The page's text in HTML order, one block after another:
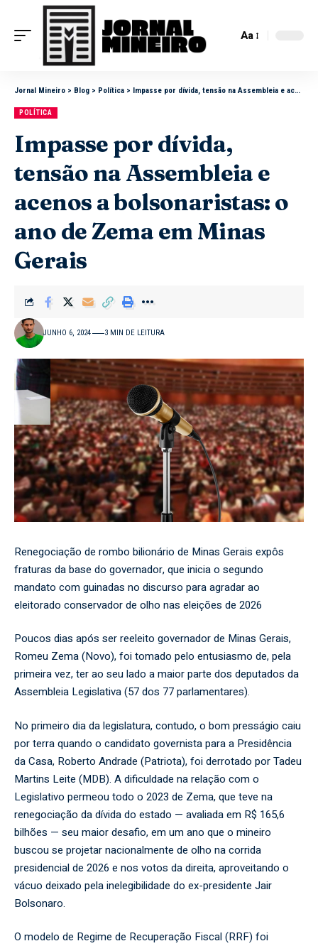
Aa
Jornal Mineiro > Blog > Política > Impasse por dívida, tensão na Assembleia e acenos a bolsonaristas: o ano de Zema em Minas Gerais
POLÍTICA
Impasse por dívida,
tensão na Assembleia e
acenos a bolsonaristas: o
ano de Zema em Minas
Gerais
JUNHO 6, 2024 3 MIN DE LEITURA
Renegociação de rombo bilionário de Minas Gerais expôs
fraturas da base do governador, que inicia o segundo
mandato com guinadas no discurso para agradar ao
eleitorado conservador de olho nas eleições de 2026
Poucos dias após ser reeleito governador de Minas Gerais,
Romeu Zema (Novo), foi tomado pelo entusiasmo de, pela
primeira vez, ter ao seu lado a maior parte dos deputados da
Assembleia Legislativa (57 dos 77 parlamentares).
No primeiro dia da legislatura, contudo, o bom presságio caiu
por terra quando o candidato governista para a Presidência
da Casa, Roberto Andrade (Patriota), foi derrotado por Tadeu
Martins Leite (MDB). A dificuldade na relação com o
Legislativo permeou todo o 2023 de Zema, que teve na
renegociação da dívida do estado — avaliada em R$ 165,6
bilhões — seu maior desafio, em um ano que o mineiro
buscou se projetar nacionalmente de olho na corrida
presidencial de 2026 e nos votos da direita, aproveitando o
vácuo deixado pela inelegibilidade do ex-presidente Jair
Bolsonaro.
O modelo de Regime de Recuperação Fiscal (RRF) foi